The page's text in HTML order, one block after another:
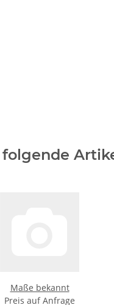
Maße bekannt
Preis auf Anfrage